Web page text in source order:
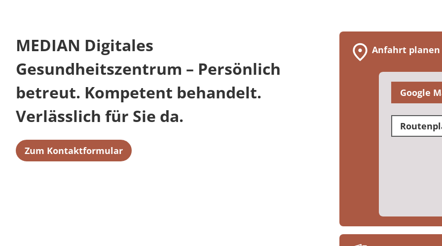
MEDIAN Digitales
Gesundheitszentrum – Persönlich
betreut. Kompetent behandelt.
Verlässlich für Sie da.
Zum Kontaktformular
Anfahrt planen
Google